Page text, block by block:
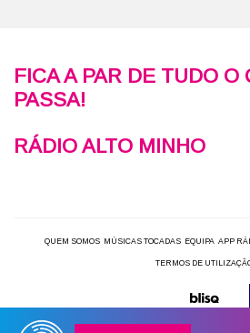
FICA A PAR DE TUDO O
PASSA!
RÁDIO ALTO MINHO
QUEM SOMOS MÚSICAS TOCADAS EQUIPA APP
TERMOS DE